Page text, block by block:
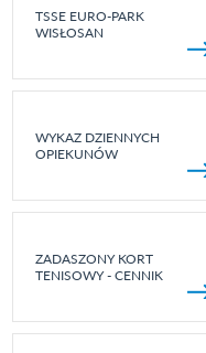
TSSE EURO-PARK
WISŁOSAN
WYKAZ DZIENNYCH
OPIEKUNÓW
ZADASZONY KORT
TENISOWY - CENNIK